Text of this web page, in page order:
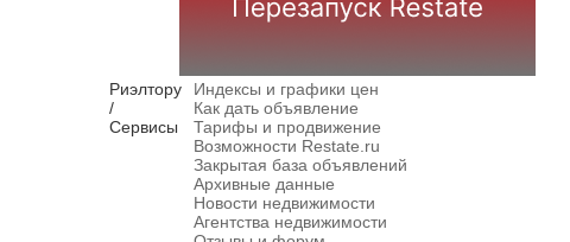
Риэлтору
/
Сервисы
Индексы и графики цен
Как дать объявление
Тарифы и продвижение
Возможности Restate.ru
Закрытая база объявлений
Архивные данные
Новости недвижимости
Агентства недвижимости